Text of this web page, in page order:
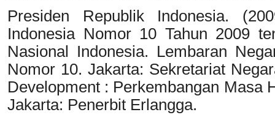
Presiden Republik Indonesia.
Indonesia Nomor 10 Tahun 2009
Nasional Indonesia. Lembaran
Nomor 10. Jakarta: Sekretariat
Development : Perkembangan Masa
Jakarta: Penerbit Erlangga.